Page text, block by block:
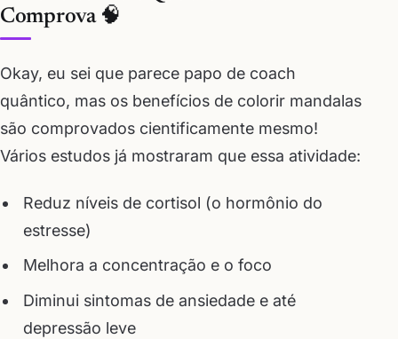
Comprova 🧠
Okay, eu sei que parece papo de coach
quântico, mas os benefícios de colorir mandalas
são comprovados cientificamente mesmo!
Vários estudos já mostraram que essa atividade:
Reduz níveis de cortisol (o hormônio do
estresse)
Melhora a concentração e o foco
Diminui sintomas de ansiedade e até
depressão leve